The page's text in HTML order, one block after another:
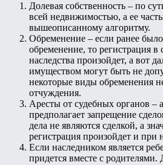
Долевая собственность – по
всей недвижимостью, а ее
вышеописанному алгоритму.
Обременение – если ранее
обременение, то регистрация в
наследства произойдет, а вот
имуществом могут быть не
некоторые виды обременения
отчуждения.
Аресты от судебных органов –
предполагает запрещение
дела не являются сделкой, а
регистрация произойдет и при
Если наследником является
придется вместе с родителями.